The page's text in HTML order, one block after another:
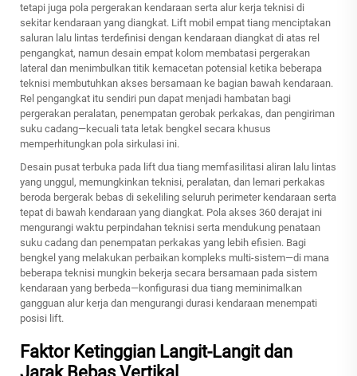
tetapi juga pola pergerakan kendaraan serta alur kerja teknisi di
sekitar kendaraan yang diangkat. Lift mobil empat tiang menciptakan
saluran lalu lintas terdefinisi dengan kendaraan diangkat di atas rel
pengangkat, namun desain empat kolom membatasi pergerakan
lateral dan menimbulkan titik kemacetan potensial ketika beberapa
teknisi membutuhkan akses bersamaan ke bagian bawah kendaraan.
Rel pengangkat itu sendiri pun dapat menjadi hambatan bagi
pergerakan peralatan, penempatan gerobak perkakas, dan pengiriman
suku cadang—kecuali tata letak bengkel secara khusus
memperhitungkan pola sirkulasi ini.
Desain pusat terbuka pada lift dua tiang memfasilitasi aliran lalu lintas
yang unggul, memungkinkan teknisi, peralatan, dan lemari perkakas
beroda bergerak bebas di sekeliling seluruh perimeter kendaraan serta
tepat di bawah kendaraan yang diangkat. Pola akses 360 derajat ini
mengurangi waktu perpindahan teknisi serta mendukung penataan
suku cadang dan penempatan perkakas yang lebih efisien. Bagi
bengkel yang melakukan perbaikan kompleks multi-sistem—di mana
beberapa teknisi mungkin bekerja secara bersamaan pada sistem
kendaraan yang berbeda—konfigurasi dua tiang meminimalkan
gangguan alur kerja dan mengurangi durasi kendaraan menempati
posisi lift.
Faktor Ketinggian Langit-Langit dan